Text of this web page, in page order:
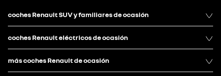
coches Renault SUV y familiares de ocasión
coches Renault eléctricos de ocasión
más coches Renault de ocasión